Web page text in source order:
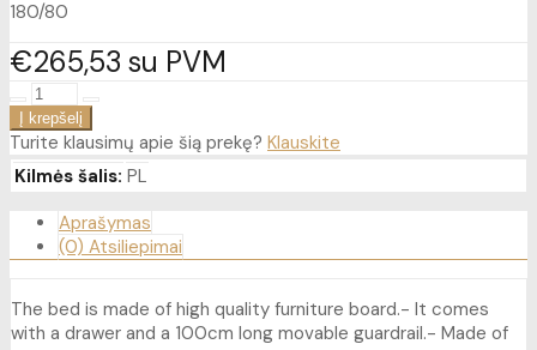
180/80
€26553 su PVM
Turite klausimų apie šią prekę? Klauskite
Kilmės šalis: PL
Aprašymas
(0) Atsiliepimai
The bed is made of high quality furniture board.- It comes
with a drawer and a 100cm long movable guardrail.- Made of